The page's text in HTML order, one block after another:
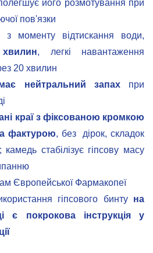
його розмотування при
пов'язки
з моменту відтискання води,
, легкі навантаження
20 хвилин
нейтральний запах при
краї з фіксованою кромкою
фактурою, без дірок, складок
стабілізує гіпсову масу
Європейської Фармакопеї
гіпсового бинту на
є покрокова інструкція у